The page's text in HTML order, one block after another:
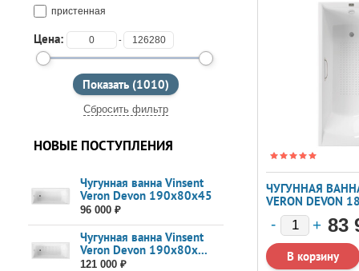
пристенная
Цена: -
Сбросить фильтр
НОВЫЕ ПОСТУПЛЕНИЯ
Чугунная ванна Vinsent
Veron Devon 190x80x45
96 000 ₽
Чугунная ванна Vinsent
Veron Devon 190x80x...
121 000 ₽
ЧУГУННАЯ
VERON DEVON
РУЧКАМИ ЦВЕТ
83